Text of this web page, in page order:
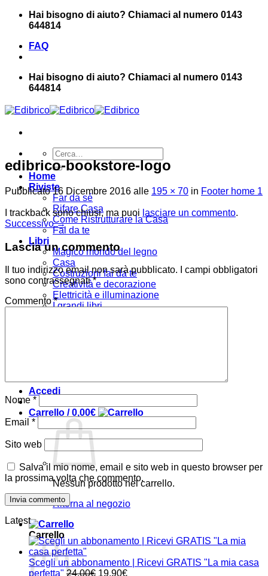
Salta
Hai bisogno di aiuto? Chiamaci al numero 0143
644814
FAQ
Hai bisogno di aiuto? Chiamaci al numero 0143
644814
Cerca:
Home
Riviste
Far da sé
Rifare Casa
Come Ristrutturare la Casa
Fai da te
Libri
Magico mondo del legno
Casa
Costruzioni fai da te
Creatività e decorazione
Elettricità e illuminazione
I grandi libri
Accedi
Carrello /0,00€
Nessun prodotto nel carrello.
Ritorna al negozio
Carrello
edibrico-bookstore-logo
Pubblicato16 Dicembre 2016 alle 195 × 70 in Footer home 1
I trackback sono chiusi, ma puoi lasciare un commento.
Successivo→
Lascia un commento
Il tuo indirizzo email non sarà pubblicato.
I campi obbligatori
sono contrassegnati*
Commento*
Nome *
Email *
Sito web
Salva il mio nome, email e sito web in questo browser per
la prossima volta che commento.
Latest
Scegli un abbonamento | Ricevi GRATIS "La mia casa
perfetta" 24,00€ Il
19,90€Il